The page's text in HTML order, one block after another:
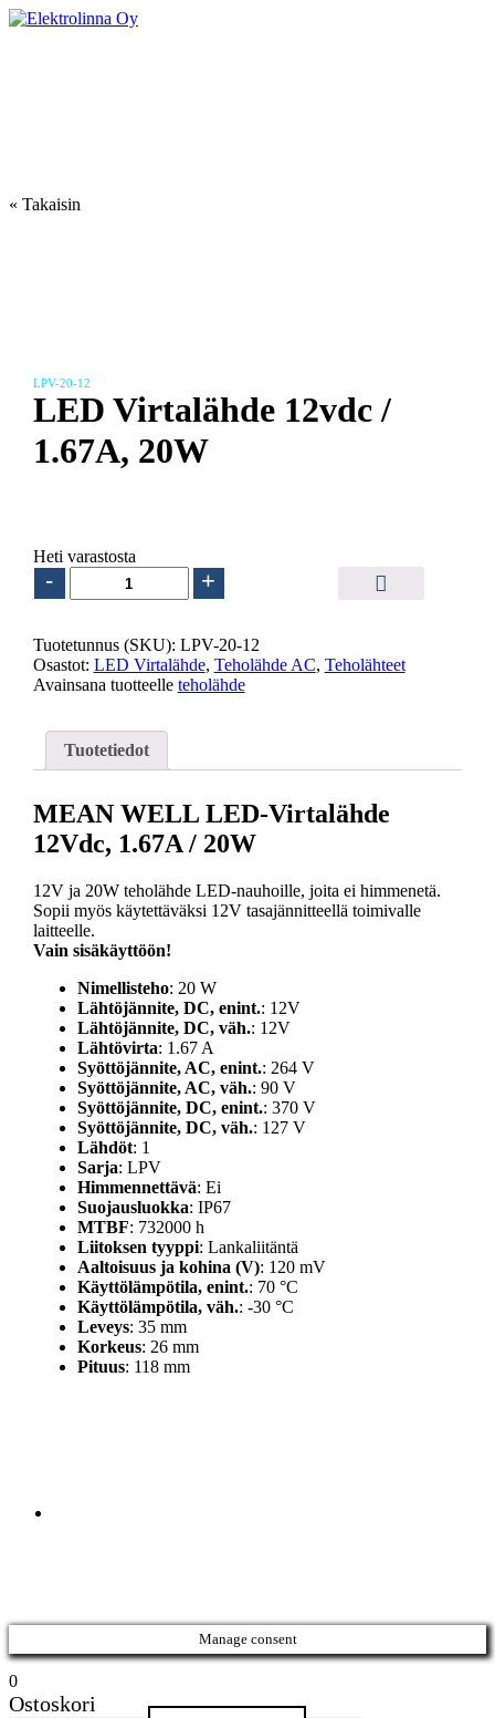
Skip
« Takaisin
LPV-20-12
LED Virtalähde 12vdc /
1.67A, 20W
Heti varastosta
-
Virtalähde
/
1.67A,
20W
määrä
+
Tuotetunnus (SKU): LPV-20-12
Osastot: LED Virtalähde, Teholähde AC, Teholähteet
Avainsana tuotteelle teholähde
Tuotetiedot
MEAN WELL LED-Virtalähde
12Vdc, 1.67A / 20W
12V ja 20W teholähde LED-nauhoille, joita ei himmenetä.
Sopii myös käytettäväksi 12V tasajännitteellä toimivalle
laitteelle.
Vain sisäkäyttöön!
Nimellisteho: 20 W
Lähtöjännite, DC, enint.: 12V
Lähtöjännite, DC, väh.: 12V
Lähtövirta: 1.67 A
Syöttöjännite, AC, enint.: 264 V
Syöttöjännite, AC, väh.: 90 V
Syöttöjännite, DC, enint.: 370 V
Syöttöjännite, DC, väh.: 127 V
Lähdöt: 1
Sarja: LPV
Himmennettävä: Ei
Suojausluokka: IP67
MTBF: 732000 h
Liitoksen tyyppi: Lankaliitäntä
Aaltoisuus ja kohina (V): 120 mV
Käyttölämpötila, enint.: 70 °C
Käyttölämpötila, väh.: -30 °C
Leveys: 35 mm
Korkeus: 26 mm
Pituus: 118 mm
Manage consent
0
Ostoskori